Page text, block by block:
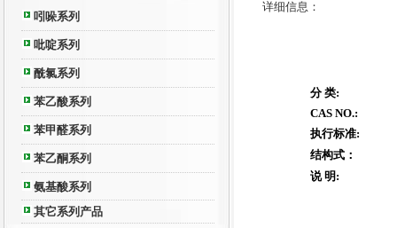
吲哚系列
吡啶系列
酰氯系列
苯乙酸系列
苯甲醛系列
苯乙酮系列
氨基酸系列
其它系列产品
详细信息：
分 类:
CAS NO.:
执行标准:
结构式：
说 明: